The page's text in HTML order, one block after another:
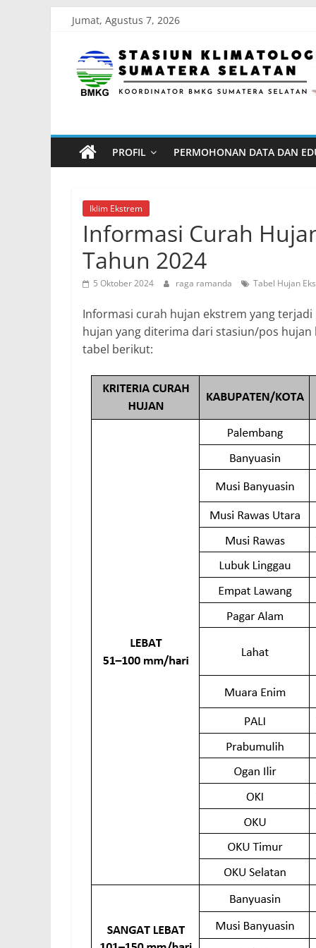
content
Jumat, Agustus 7, 2026
Stasiun
Klimatologi
Sumatera
Selatan
Koordinator
BMKG
Sumatera
Selatan
PROFIL PERMOHONAN DATA DAN
Iklim Ekstrem
Informasi Curah
Tahun 2024
5 Oktober 2024 raga ramanda Tabel Hujan
Informasi curah hujan ekstrem yang
hujan yang diterima dari stasiun/pos hujan
tabel berikut: